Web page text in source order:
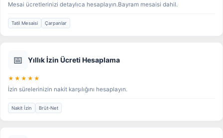
Mesai ücretlerinizi detaylıca hesaplayın.Bayram mesaisi dahil.
Tatil Mesaisi Çarpanlar
📅 Yıllık İzin Ücreti Hesaplama
★★★★★
İzin sürelerinizin nakit karşılığını hesaplayın.
Nakit İzin Brüt-Net